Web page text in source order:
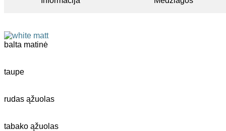
balta matinė
taupe
rudas ąžuolas
tabako ąžuolas